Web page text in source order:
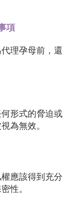
項
理孕母前，還
形式的脅迫或
為無效。
應該得到充分
性。